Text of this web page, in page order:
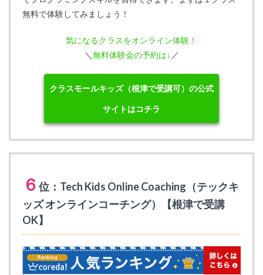
無料で体験してみましょう！
気になるクラスをオンライン体験！
＼ 無料体験会の予約は↓ ／
クラスモールキッズ（根津で受講可）の公式
サイトはコチラ
６ 位：Tech Kids Online Coaching（テックキ
ッズ オンラインコーチング）【根津で受講
OK】